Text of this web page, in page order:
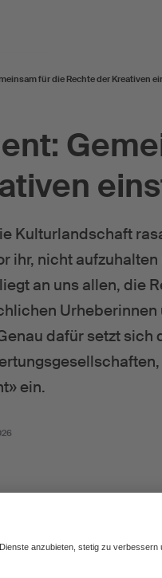
Kulturlandschaft
ihr, nicht
an uns allen, die
dafür setzt sich
ein.
für die Rechte der Kreativen
zum 100-jährigen